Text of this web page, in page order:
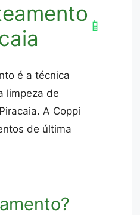
📱
é a técnica
limpeza de
A Coppi
de última